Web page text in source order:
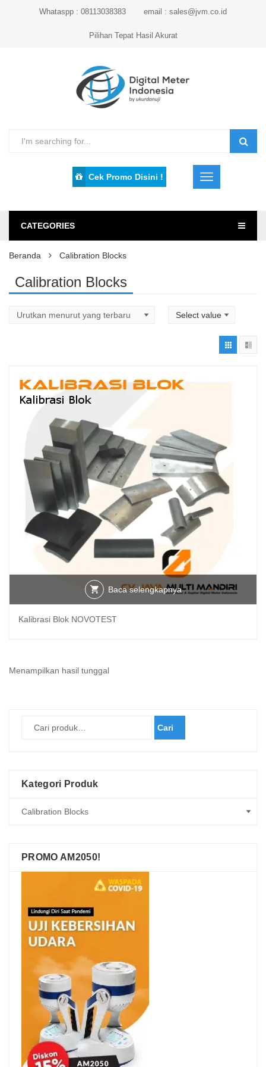
Whataspp : 08113038383 email : sales@jvm.co.id
Pilihan Tepat Hasil Akurat
Cek Promo Disini !
CATEGORIES
Beranda Calibration Blocks
Calibration Blocks
Baca selengkapnya
Kalibrasi Blok NOVOTEST
Menampilkan hasil tunggal
Cari
Kategori Produk
PROMO AM2050!